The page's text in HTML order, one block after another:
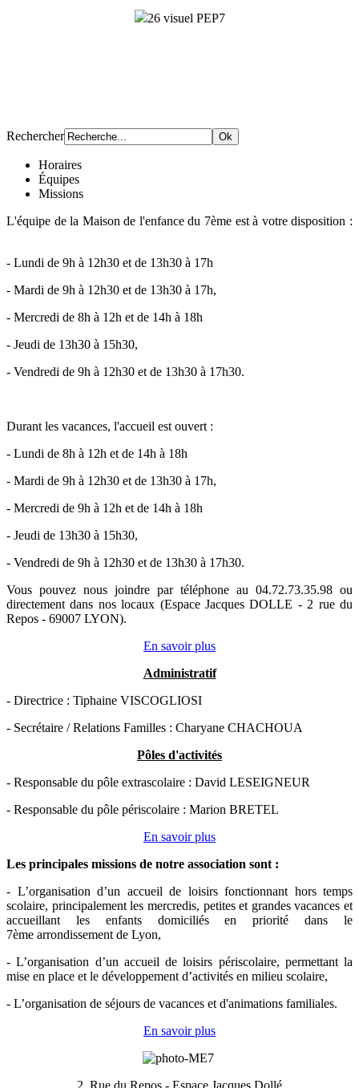
Rechercher
Horaires
Équipes
Missions
L'équipe de la Maison de l'enfance du 7ème est à votre disposition :
- Lundi de 9h à 12h30 et de 13h30 à 17h
- Mardi de 9h à 12h30 et de 13h30 à 17h,
- Mercredi de 8h à 12h et de 14h à 18h
- Jeudi de 13h30 à 15h30,
- Vendredi de 9h à 12h30 et de 13h30 à 17h30.
Durant les vacances, l'accueil est ouvert :
- Lundi de 8h à 12h et de 14h à 18h
- Mardi de 9h à 12h30 et de 13h30 à 17h,
- Mercredi de 9h à 12h et de 14h à 18h
- Jeudi de 13h30 à 15h30,
- Vendredi de 9h à 12h30 et de 13h30 à 17h30.
Vous pouvez nous joindre par téléphone au 04.72.73.35.98 ou
directement dans nos locaux (Espace Jacques DOLLE - 2 rue du
Repos - 69007 LYON).
En savoir plus
Administratif
- Directrice : Tiphaine VISCOGLIOSI
- Secrétaire / Relations Familles : Charyane CHACHOUA
Pôles d'activités
- Responsable du pôle extrascolaire : David LESEIGNEUR
- Responsable du pôle périscolaire : Marion BRETEL
En savoir plus
Les principales missions de notre association sont:
- L’organisation d’un accueil de loisirs fonctionnant hors temps
scolaire, principalement les mercredis, petites et grandes vacances et
accueillant les enfants domiciliés en priorité dans le
7ème arrondissement de Lyon,
- L’organisation d’un accueil de loisirs périscolaire, permettant la
mise en place et le développement d’activités en milieu scolaire,
- L’organisation de séjours de vacances et d'animations familiales.
En savoir plus